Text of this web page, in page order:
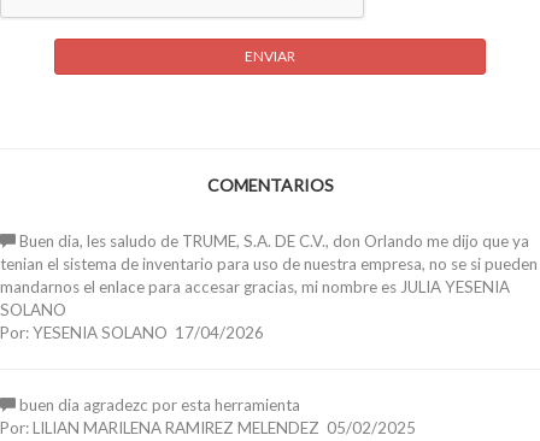
ENVIAR
COMENTARIOS
Buen dia, les saludo de TRUME, S.A. DE C.V., don Orlando me dijo que ya
tenian el sistema de inventario para uso de nuestra empresa, no se si pueden
mandarnos el enlace para accesar gracias, mi nombre es JULIA YESENIA
SOLANO
Por: YESENIA SOLANO 17/04/2026
buen dia agradezc por esta herramienta
Por: LILIAN MARILENA RAMIREZ MELENDEZ 05/02/2025